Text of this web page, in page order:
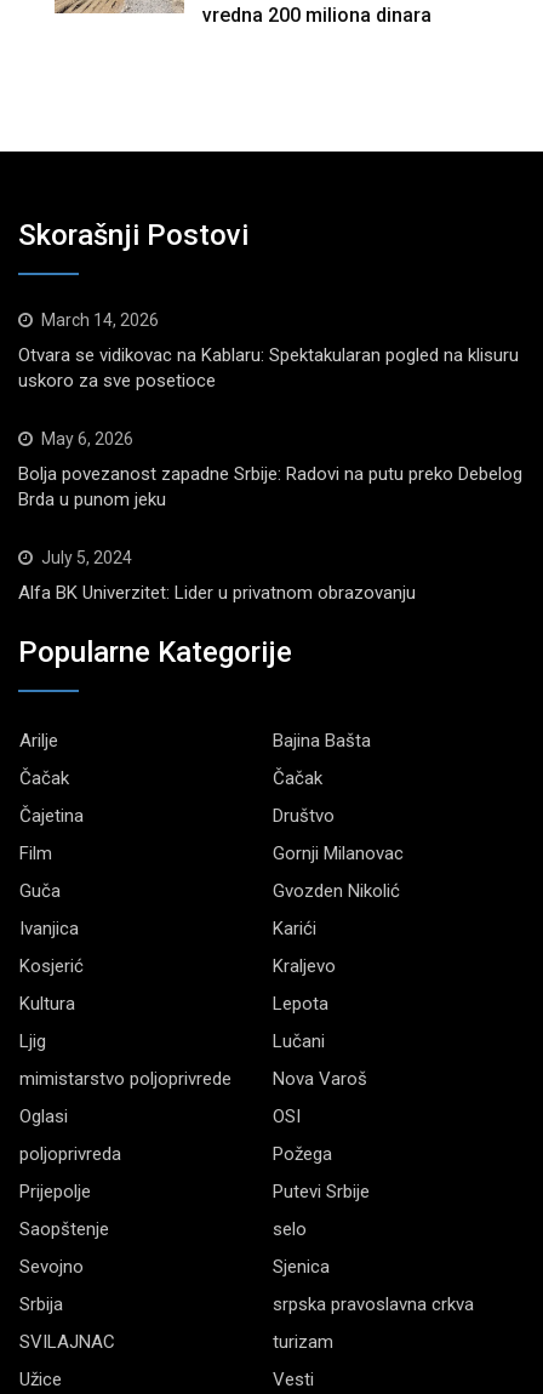
vredna 200 miliona dinara
Skorašnji Postovi
March 14, 2026
Otvara se vidikovac na Kablaru: Spektakularan pogled na klisuru
uskoro za sve posetioce
May 6, 2026
Bolja povezanost zapadne Srbije: Radovi na putu preko Debelog
Brda u punom jeku
July 5, 2024
Alfa BK Univerzitet: Lider u privatnom obrazovanju
Popularne Kategorije
Arilje
Bajina Bašta
Čačak
Čačak
Čajetina
Društvo
Film
Gornji Milanovac
Guča
Gvozden Nikolić
Ivanjica
Karići
Kosjerić
Kraljevo
Kultura
Lepota
Ljig
Lučani
mimistarstvo poljoprivrede
Nova Varoš
Oglasi
OSI
poljoprivreda
Požega
Prijepolje
Putevi Srbije
Saopštenje
selo
Sevojno
Sjenica
Srbija
srpska pravoslavna crkva
SVILAJNAC
turizam
Užice
Vesti